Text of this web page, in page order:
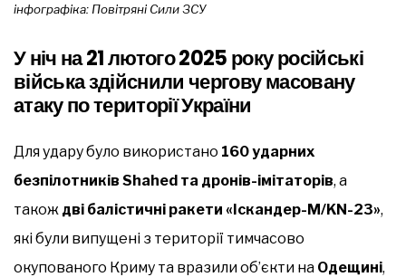
інфографіка: Повітряні Сили ЗСУ
У ніч на 21 лютого 2025 року російські
війська здійснили чергову масовану
атаку по території України
Для удару було використано 160 ударних
безпілотників Shahed та дронів-імітаторів, а
також дві балістичні ракети «Іскандер-М/KN-23»,
які були випущені з території тимчасово
окупованого Криму та вразили об’єкти на Одещині,